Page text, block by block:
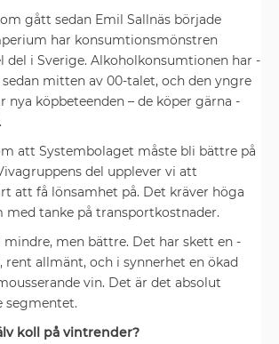
gått sedan Emil Sallnäs började
har konsumtionsmönstren
del i Sverige. ­Alkoholkonsumtionen har
mitten av 00-­talet, och den yngre
nya ­köpbeteenden – de köper gärna­
att System­bolaget måste bli bättre på
del upplever vi att
att få lönsamhet på. Det kräver höga
med tanke på transportkostnader.
mindre, men bättre. Det har skett en
allmänt, och i synnerhet en ökad
vin. Det är det absolut
segmentet.
koll på ­vintrender?